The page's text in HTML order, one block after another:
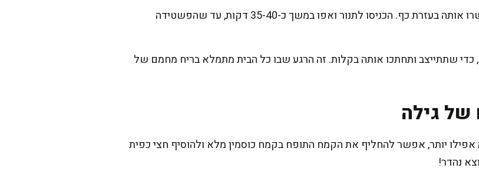
שפכו את התערובת לתבנית המשומנת ויישרו אותה בעזרת כף. הכניסו לתנור ואפו במשך כ-35-40 דקות, עד שהפשטידה
שתתייצב ותחתכו אותה בקלות. זה הרגע שבו כל הבית מתמלא בריח מחמם של
של גילה
יותר, אפשר להחליף את הקמח התופח בקמח כוסמין מלא ולהוסיף חצי כפית
נהדר!